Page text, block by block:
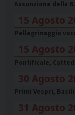
Assunzione della
15 Agosto
Pellegrinaggio
15 Agosto
Pontificale,
30 Agosto
Primi Vespri,
31 Agosto